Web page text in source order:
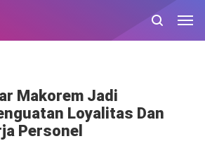
Makorem Jadi
Loyalitas Dan
Personel